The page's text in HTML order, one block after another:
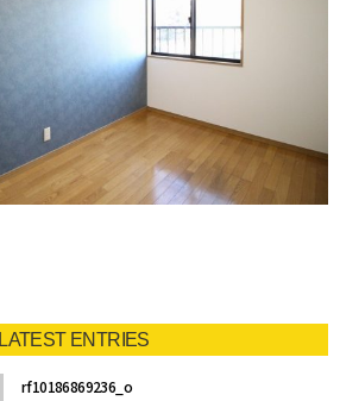
LATEST ENTRIES
rf10186869236_o